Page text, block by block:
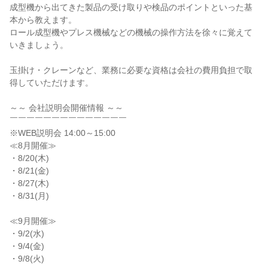
成型機から出てきた製品の受け取りや検品のポイントといった基
本から教えます。
ロール成型機やプレス機械などの機械の操作方法を徐々に覚えて
いきましょう。
玉掛け・クレーンなど、業務に必要な資格は会社の費用負担で取
得していただけます。
～～ 会社説明会開催情報 ～～
￣￣￣￣￣￣￣￣￣￣￣￣￣￣
※WEB説明会 14:00～15:00
≪8月開催≫
・8/20(木)
・8/21(金)
・8/27(木)
・8/31(月)
≪9月開催≫
・9/2(水)
・9/4(金)
・9/8(火)